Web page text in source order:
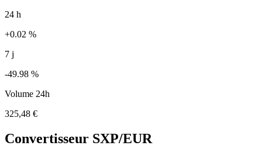
24 h
+0.02 %
7 j
-49.98 %
Volume 24h
325,48 €
Convertisseur SXP/EUR